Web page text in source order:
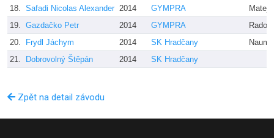
18. Safadi Nicolas Alexander 2014 GYMPRA
19. Gazdačko Petr 2014 GYMPRA
20.
Frydl Jáchym 2014 SK Hradčany
21.
Dobrovolný Štěpán 2014 SK Hradčany
Zpět na detail závodu